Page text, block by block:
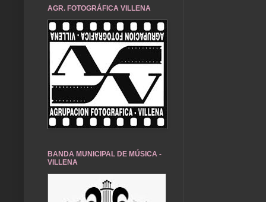
AGR. FOTOGRÁFICA VILLENA
BANDA MUNICIPAL DE MÚSICA -
VILLENA